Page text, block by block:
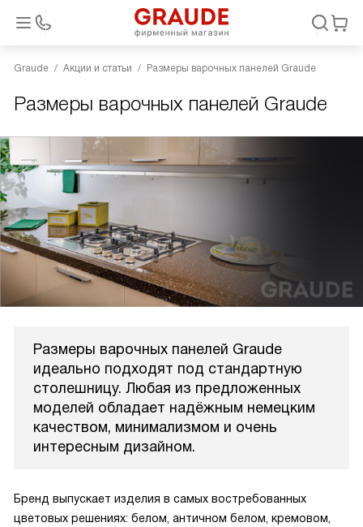
Graude Акции и статьи Размеры варочных панелей Graude
Размеры варочных панелей Graude
Размеры варочных панелей Graude
идеально подходят под стандартную
столешницу. Любая из предложенных
моделей обладает надёжным немецким
качеством, минимализмом и очень
интересным дизайном.
Бренд выпускает изделия в самых востребованных
цветовых решениях: белом, античном белом, кремовом,